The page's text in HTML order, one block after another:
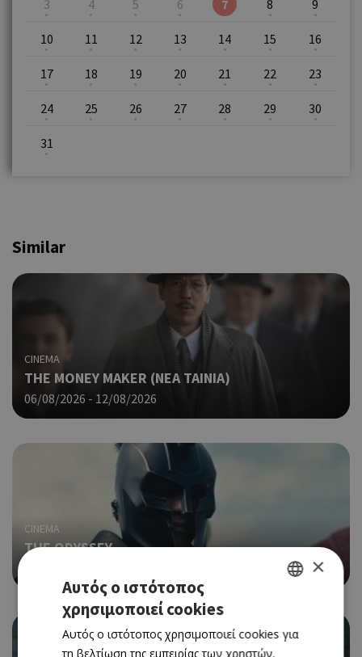
3 4 5 6 7 8 9
10 11 12 13 14 15 16
17 18 19 20 21 22 23
24 25 26 27 28 29 30
31
Similar
CINEMA
THE MONEY MAKER (ΝΕΑ ΤΑΙΝΙΑ)
06/08/2026 - 12/08/2026
CINEMA
THE ODYSSEY
ENGLISH
×
Αυτός ο ιστότοπος
χρησιμοποιεί cookies
Αυτός ο ιστότοπος χρησιμοποιεί cookies για
τη βελτίωση της εμπειρίας των χρηστών.